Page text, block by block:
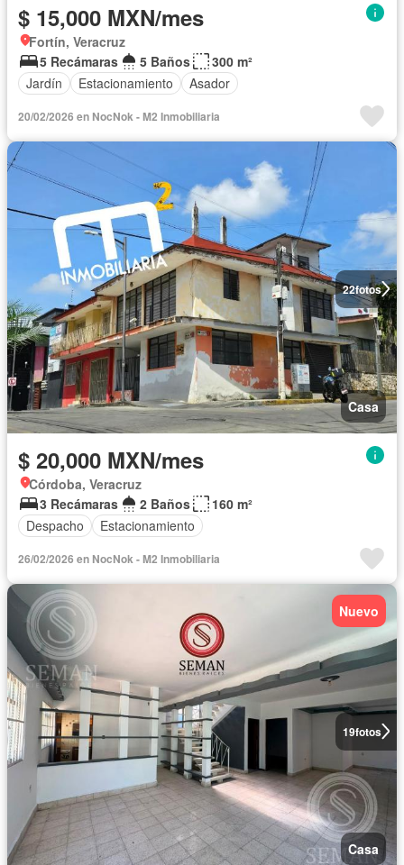
$ 15,000 MXN/mes
Fortín, Veracruz
5 Recámaras
5 Baños
300 m²
Jardín
Estacionamiento Asador
20/02/2026 en NocNok - M2 Inmobiliaria
22fotos
Casa
$ 20,000 MXN/mes
Córdoba, Veracruz
3 Recámaras
2 Baños
160 m²
Despacho
Estacionamiento
26/02/2026 en NocNok - M2 Inmobiliaria
19fotos
Nuevo
Casa